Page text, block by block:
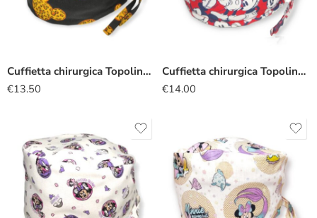
Cuffietta chirurgica Topolino leopardato
€13.50
Cuffietta chirurgica Topolino rosso
€14.00